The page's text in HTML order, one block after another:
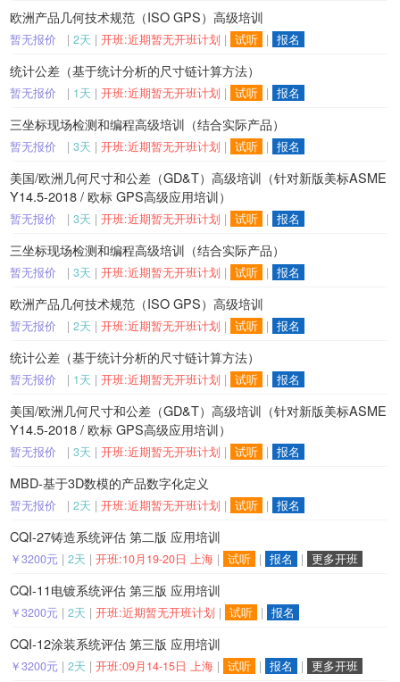
欧洲产品几何技术规范（ISO GPS）高级培训
暂无报价 | 2天 | 开班:近期暂无开班计划 | 试听 | 报名
统计公差（基于统计分析的尺寸链计算方法）
暂无报价 | 1天 | 开班:近期暂无开班计划 | 试听 | 报名
三坐标现场检测和编程高级培训（结合实际产品）
暂无报价 | 3天 | 开班:近期暂无开班计划 | 试听 | 报名
美国/欧洲几何尺寸和公差（GD&T）高级培训（针对新版美标ASME
Y14.5-2018 / 欧标 GPS高级应用培训）
暂无报价 | 3天 | 开班:近期暂无开班计划 | 试听 | 报名
三坐标现场检测和编程高级培训（结合实际产品）
暂无报价 | 3天 | 开班:近期暂无开班计划 | 试听 | 报名
欧洲产品几何技术规范（ISO GPS）高级培训
暂无报价 | 2天 | 开班:近期暂无开班计划 | 试听 | 报名
统计公差（基于统计分析的尺寸链计算方法）
暂无报价 | 1天 | 开班:近期暂无开班计划 | 试听 | 报名
美国/欧洲几何尺寸和公差（GD&T）高级培训（针对新版美标ASME
Y14.5-2018 / 欧标 GPS高级应用培训）
暂无报价 | 3天 | 开班:近期暂无开班计划 | 试听 | 报名
MBD-基于3D数模的产品数字化定义
暂无报价 | 2天 | 开班:近期暂无开班计划 | 试听 | 报名
CQI-27铸造系统评估 第二版 应用培训
￥3200元 | 2天 | 开班:10月19-20日 上海 | 试听 | 报名 | 更多开班
CQI-11电镀系统评估 第三版 应用培训
￥3200元 | 2天 | 开班:近期暂无开班计划 | 试听 | 报名
CQI-12涂装系统评估 第三版 应用培训
￥3200元 | 2天 | 开班:09月14-15日 上海 | 试听 | 报名 | 更多开班